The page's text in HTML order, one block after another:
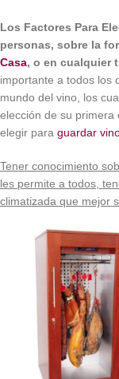
Los Factores Para
personas, sobre la
Casa, o en cualquier
importante a todos los
mundo del vino, los
elección de su primera
elegir para guardar
Tener conocimiento
les permite a todos,
climatizada que mejor